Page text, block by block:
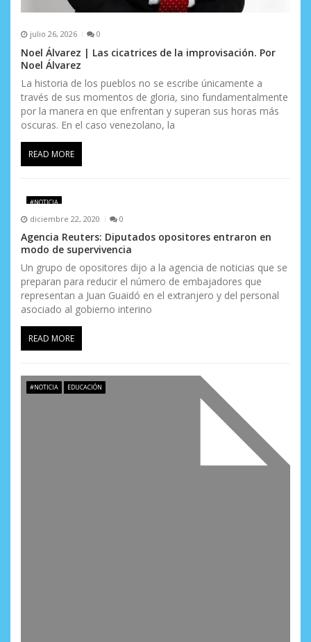
a
s julio 26, 2026 0
Noel Álvarez | Las cicatrices de la improvisación. Por
Noel Álvarez
La historia de los pueblos no se escribe únicamente a
través de sus momentos de gloria, sino fundamentalmente
por la manera en que enfrentan y superan sus horas más
oscuras. En el caso venezolano, la
READ MORE
#NOTICIA
diciembre 22, 2020 0
Agencia Reuters: Diputados opositores entraron en
modo de supervivencia
Un grupo de opositores dijo a la agencia de noticias que se
preparan para reducir el número de embajadores que
representan a Juan Guaidó en el extranjero y del personal
asociado al gobierno interino
READ MORE
#NOTICIA EDUCACIÓN